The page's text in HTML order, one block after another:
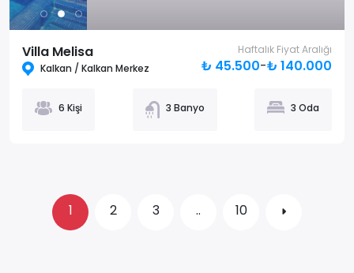
Villa Melisa
Kalkan / Kalkan Merkez
Haftalık Fiyat Aralığı
₺ 45.500-₺ 140.000
6 Kişi 3 Banyo 3 Oda
1 2 3 .. 10